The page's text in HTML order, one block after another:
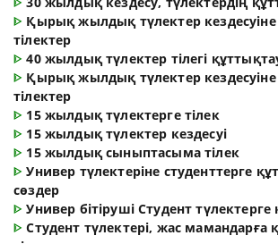
ᐈ Қырық жылдық түлектер
тілектер
ᐈ40 жылдық түлектер тілегі
ᐈ Қырық жылдық түлектер
тілектер
ᐈ 15 жылдық түлектерге тілек
ᐈ 15 жылдық түлектер кездесуі
ᐈ 15 жылдық сыныптасыма тілек
ᐈУнивер түлектеріне студенттерге
сөздер
ᐈУнивер бітіруші Студент түлектерге
ᐈСтудент түлектері, жас мамандарға